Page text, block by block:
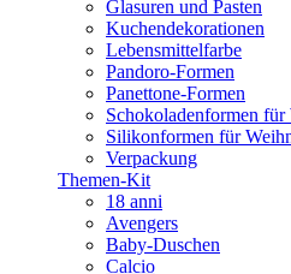
Glasuren und Pasten
Kuchendekorationen
Lebensmittelfarbe
Pandoro-Formen
Panettone-Formen
Schokoladenformen für
Silikonformen für
Verpackung
Themen-Kit
18 anni
Avengers
Baby-Duschen
Calcio